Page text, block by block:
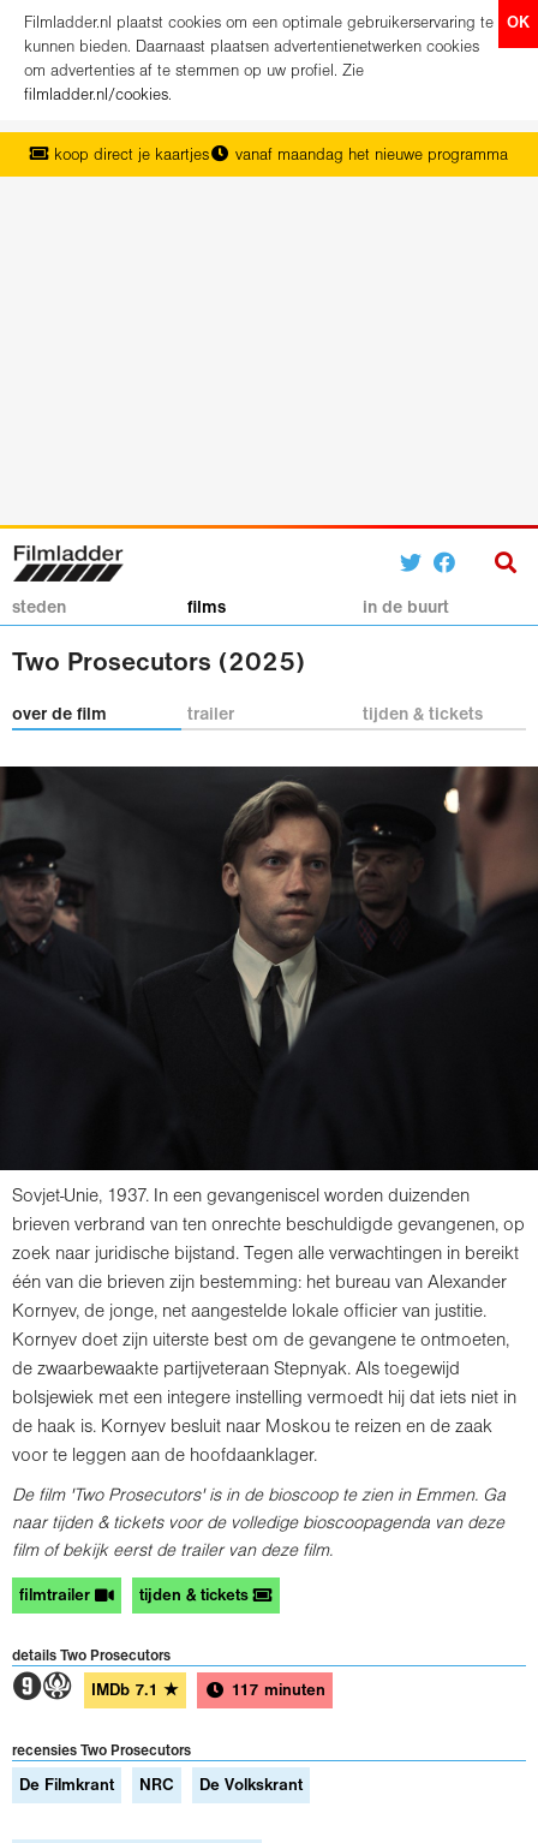
OK
Filmladder.nl plaatst cookies om een optimale gebruikerservaring te
kunnen bieden. Daarnaast plaatsen advertentienetwerken cookies
om advertenties af te stemmen op uw profiel. Zie
filmladder.nl/cookies.
koop direct je kaartjes
vanaf maandag het nieuwe programma
het complete overzicht van Nederland
steden films in de buurt
Two Prosecutors (2025)
over de film trailer tijden & tickets
Sovjet-Unie, 1937. In een gevangeniscel worden duizenden
brieven verbrand van ten onrechte beschuldigde gevangenen, op
zoek naar juridische bijstand. Tegen alle verwachtingen in bereikt
één van die brieven zijn bestemming: het bureau van Alexander
Kornyev, de jonge, net aangestelde lokale officier van justitie.
Kornyev doet zijn uiterste best om de gevangene te ontmoeten,
de zwaarbewaakte partijveteraan Stepnyak. Als toegewijd
bolsjewiek met een integere instelling vermoedt hij dat iets niet in
de haak is. Kornyev besluit naar Moskou te reizen en de zaak
voor te leggen aan de hoofdaanklager.
De film 'Two Prosecutors' is in de bioscoop te zien in Emmen. Ga
naar tijden & tickets voor de volledige bioscoopagenda van deze
film of bekijk eerst de trailer van deze film.
filmtrailer tijden & tickets
details Two Prosecutors
3A IMDb 7.1 ★ 117 minuten
recensies Two Prosecutors
De Filmkrant NRC De Volkskrant